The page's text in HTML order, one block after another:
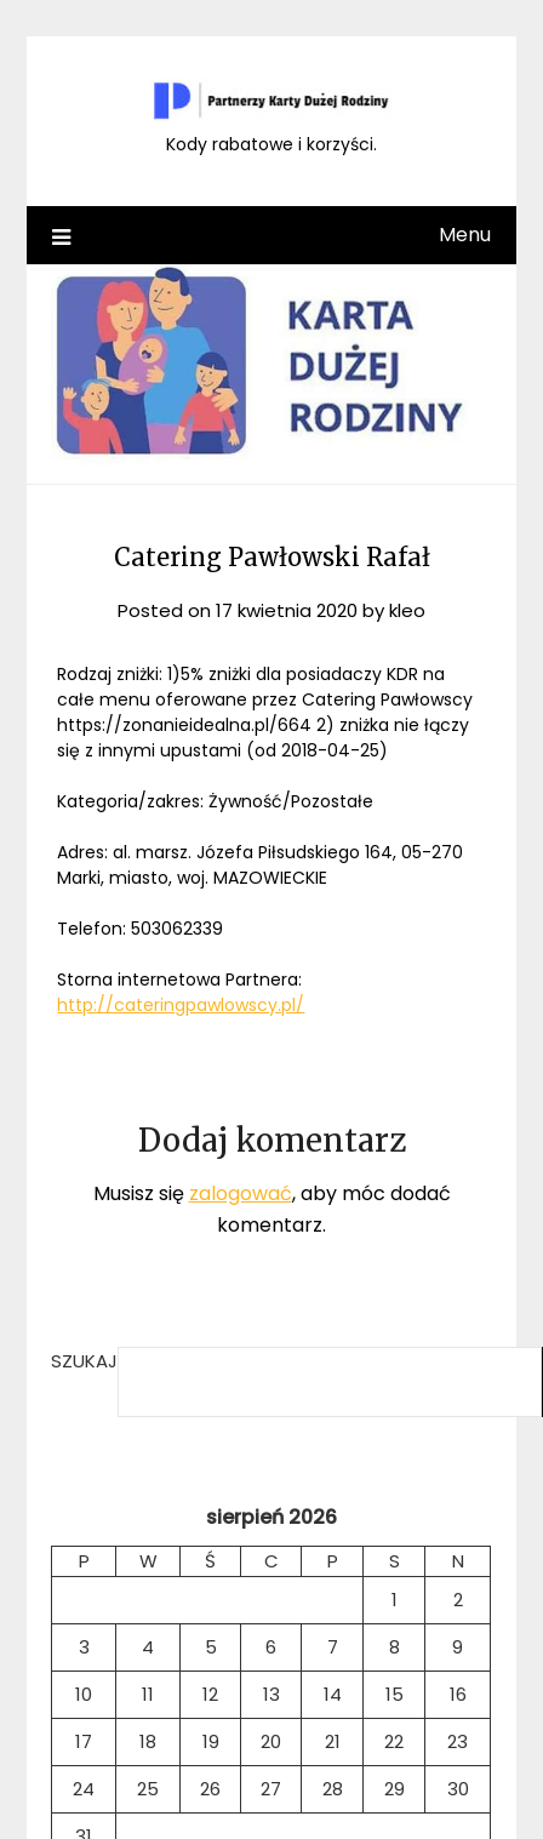
Kody rabatowe i korzyści.
Menu
Catering Pawłowski Rafał
Posted on17 kwietnia 2020 bykleo
Rodzaj zniżki: 1)5% zniżki dla posiadaczy KDR na
całe menu oferowane przez Catering Pawłowscy
https://zonanieidealna.pl/664 2) zniżka nie łączy
się z innymi upustami (od 2018-04-25)
Kategoria/zakres: Żywność/Pozostałe
Adres: al. marsz. Józefa Piłsudskiego 164, 05-270
Marki, miasto, woj. MAZOWIECKIE
Telefon: 503062339
Storna internetowa Partnera:
http://cateringpawlowscy.pl/
Dodaj komentarz
Musisz się zalogować, aby móc dodać
komentarz.
SZUKAJ
sierpień 2026
P W Ś C P S
N
1
2
3
4 5 6 7 8
9
10
11 12 13 14 15
16
17
18 19 20 21 22
23
24
25 26 27 28 29
30